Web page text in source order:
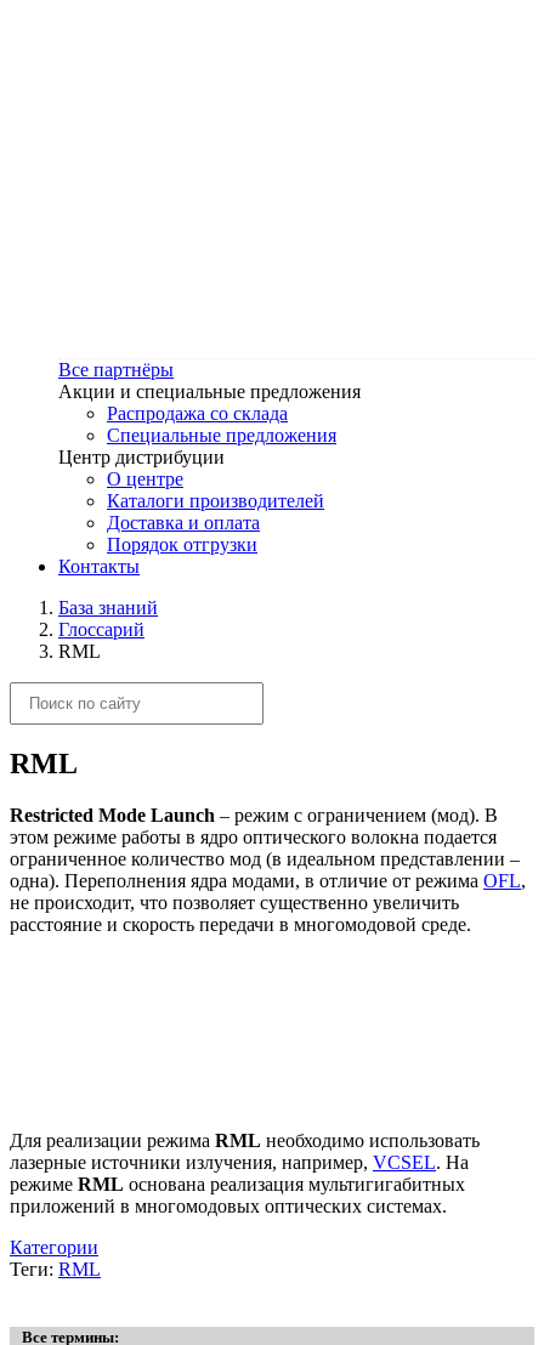
Все партнёры
Акции и специальные предложения
Распродажа со склада
Специальные предложения
Центр дистрибуции
О центре
Каталоги производителей
Доставка и оплата
Порядок отгрузки
Контакты
База знаний
Глоссарий
RML
RML
Restricted Mode Launch – режим с ограничением (мод). В
этом режиме работы в ядро оптического волокна подается
ограниченное количество мод (в идеальном представлении –
одна). Переполнения ядра модами, в отличие от режима OFL,
не происходит, что позволяет существенно увеличить
расстояние и скорость передачи в многомодовой среде.
Для реализации режима RML необходимо использовать
лазерные источники излучения, например, VCSEL. На
режиме RML основана реализация мультигигабитных
приложений в многомодовых оптических системах.
Категории
Теги: RML
Все термины: